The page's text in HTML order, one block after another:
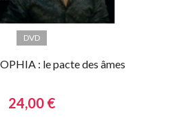
DVD
: le pacte des âmes
24,00 €